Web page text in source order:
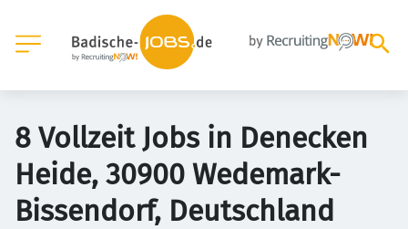
8 Vollzeit Jobs in Denecken
Heide, 30900 Wedemark-
Bissendorf, Deutschland